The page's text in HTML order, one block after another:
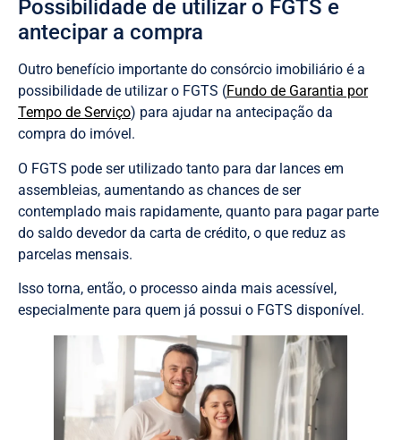
Possibilidade de utilizar o FGTS e
antecipar a compra
Outro benefício importante do consórcio imobiliário é a
possibilidade de utilizar o FGTS (Fundo de Garantia por
Tempo de Serviço) para ajudar na antecipação da
compra do imóvel.
O FGTS pode ser utilizado tanto para dar lances em
assembleias, aumentando as chances de ser
contemplado mais rapidamente, quanto para pagar parte
do saldo devedor da carta de crédito, o que reduz as
parcelas mensais.
Isso torna, então, o processo ainda mais acessível,
especialmente para quem já possui o FGTS disponível.